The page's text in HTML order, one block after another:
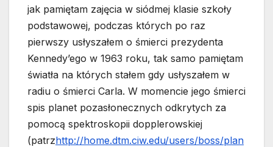
jak pamiętam zajęcia w siódmej klasie szkoły
podstawowej, podczas których po raz
pierwszy usłyszałem o śmierci prezydenta
Kennedy’ego w 1963 roku, tak samo pamiętam
światła na których stałem gdy usłyszałem w
radiu o śmierci Carla. W momencie jego śmierci
spis planet pozasłonecznych odkrytych za
pomocą spektroskopii dopplerowskiej
(patrzhttp://home.dtm.ciw.edu/users/boss/plan